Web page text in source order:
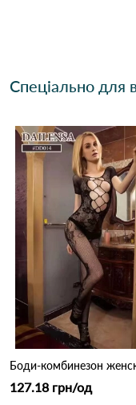
Спеціально для
127.18 грн/од